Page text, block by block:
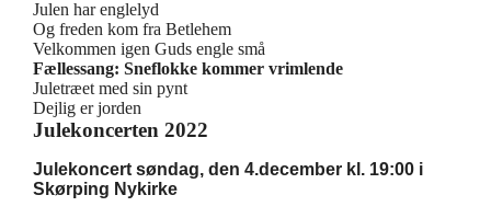
Julen har englelyd
Og freden kom fra Betlehem
Velkommen igen Guds engle små
Fællessang: Sneflokke kommer vrimlende
Juletræet med sin pynt
Dejlig er jorden
Julekoncerten 2022
Julekoncert søndag, den 4.december kl. 19:00 i
Skørping Nykirke